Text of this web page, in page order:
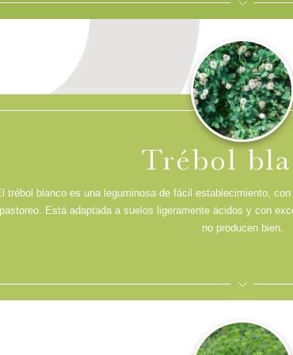
EXPANDIR
Trébol
trébol blanco es una leguminosa de fácil establecimiento,
pastoreo. Está adaptada a suelos ligeramente ácidos y con
no producen bien.